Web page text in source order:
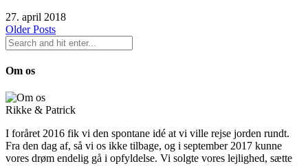
27. april 2018
Older Posts
Om os
Rikke & Patrick
I foråret 2016 fik vi den spontane idé at vi ville rejse jorden rundt.
Fra den dag af, så vi os ikke tilbage, og i september 2017 kunne
vores drøm endelig gå i opfyldelse. Vi solgte vores lejlighed, sætte